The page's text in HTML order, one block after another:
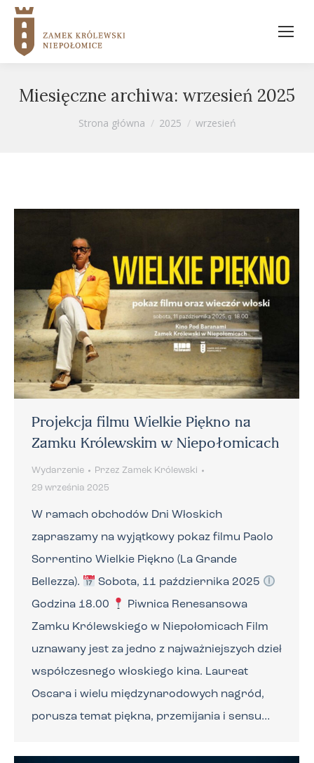
Miesięczne archiwa: wrzesień 2025
Jesteś tutaj:
Strona główna 2025 wrzesień
Projekcja filmu Wielkie Piękno na
Zamku Królewskim w Niepołomicach
Wydarzenie Przez Zamek Królewski
29 września 2025
W ramach obchodów Dni Włoskich
zapraszamy na wyjątkowy pokaz filmu Paolo
Sorrentino Wielkie Piękno (La Grande
Bellezza).
Sobota, 11 października 2025
Godzina 18.00
Piwnica Renesansowa
Zamku Królewskiego w Niepołomicach Film
uznawany jest za jedno z najważniejszych dzieł
współczesnego włoskiego kina. Laureat
Oscara i wielu międzynarodowych nagród,
porusza temat piękna, przemijania i sensu…